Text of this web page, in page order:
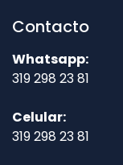
Contacto
Whatsapp:
319 298 23 81
Celular:
319 298 23 81